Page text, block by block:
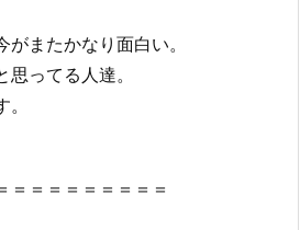
またかなり面白い。
ってる人達。
＝＝＝＝＝＝＝＝＝